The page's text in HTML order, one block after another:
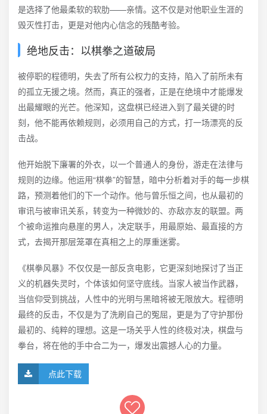
是选择了他最柔软的软肋——亲情。这不仅是对他职业生涯的
毁灭性打击，更是对他内心信念的残酷考验。
绝地反击：以棋拳之道破局
被停职的程德明，失去了所有公权力的支持，陷入了前所未有
的孤立无援之境。然而，真正的强者，正是在绝境中才能爆发
出最耀眼的光芒。他深知，这盘棋已经进入到了最关键的时
刻，他不能再依赖规则，必须用自己的方式，打一场漂亮的反
击战。
他开始脱下廉署的外衣，以一个普通人的身份，游走在法律与
规则的边缘。他运用“棋拳”的智慧，暗中分析着对手的每一步棋
路，预测着他们的下一个动作。他与曾乐恒之间，也从最初的
审讯与被审讯关系，转变为一种微妙的、亦敌亦友的联盟。两
个被命运推向悬崖的男人，决定联手，用最原始、最直接的方
式，去揭开那层笼罩在真相之上的厚重迷雾。
《棋拳风暴》不仅仅是一部反贪电影，它更深刻地探讨了当正
义的机器失灵时，个体该如何坚守底线。当家人被当作武器，
当信仰受到挑战，人性中的光明与黑暗将被无限放大。程德明
最终的反击，不仅是为了洗刷自己的冤屈，更是为了守护那份
最初的、纯粹的理想。这是一场关乎人性的终极对决，棋盘与
拳台，将在他的手中合二为一，爆发出震撼人心的力量。
点此下载